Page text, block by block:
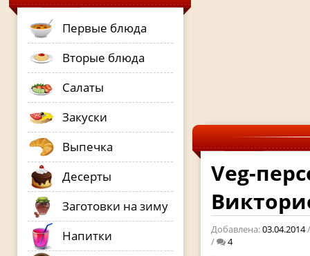
Первые блюда
Вторые блюда
Салаты
Закуски
Выпечка
Десерты
Заготовки на зиму
Напитки
Veg-
Добавлена:03.04.2014
/
4